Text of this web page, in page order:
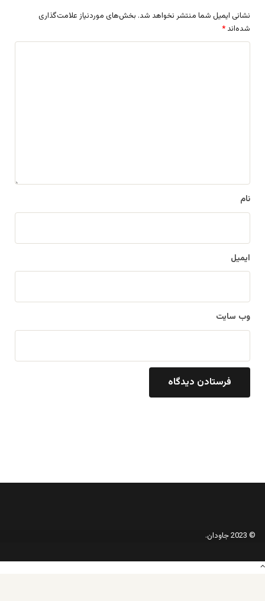
نشانی ایمیل شما منتشر نخواهد شد. بخش‌های موردنیاز علامت‌گذاری
شده‌اند *
نام
ایمیل
وب‌ سایت
© 2023 جاودان.